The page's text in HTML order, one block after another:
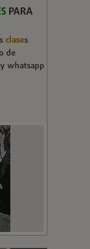
PARA
clases
de
whatsapp